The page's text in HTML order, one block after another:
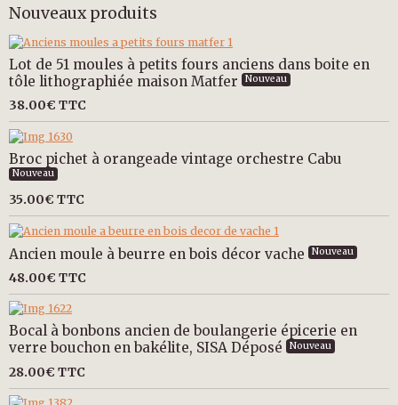
Nouveaux produits
Lot de 51 moules à petits fours anciens dans boite en
tôle lithographiée maison Matfer
Nouveau
38.00€ TTC
Broc pichet à orangeade vintage orchestre Cabu
Nouveau
35.00€ TTC
Ancien moule à beurre en bois décor vache Nouveau
48.00€ TTC
Bocal à bonbons ancien de boulangerie épicerie en
verre bouchon en bakélite, SISA Déposé
Nouveau
28.00€ TTC